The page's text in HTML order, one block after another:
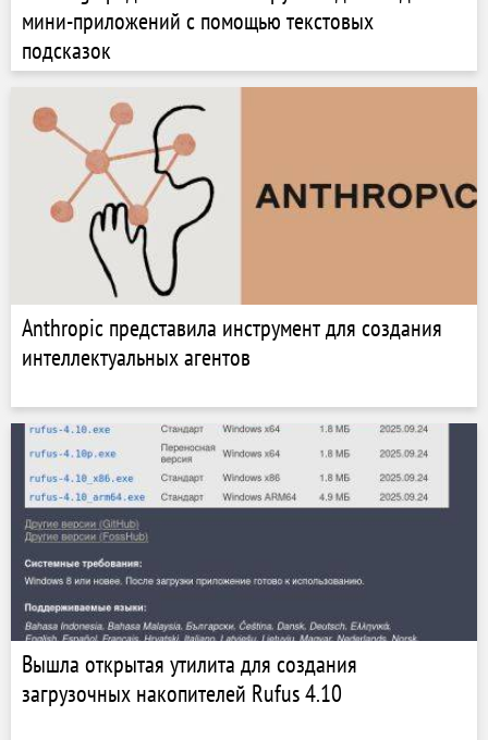
мини-приложений с помощью текстовых
подсказок
Anthropic представила инструмент для создания
интеллектуальных агентов
Вышла открытая утилита для создания
загрузочных накопителей Rufus 4.10